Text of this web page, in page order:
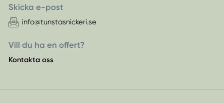
Skicka e-post
info@tunstasnickeri.se
Vill du ha en offert?
Kontakta oss